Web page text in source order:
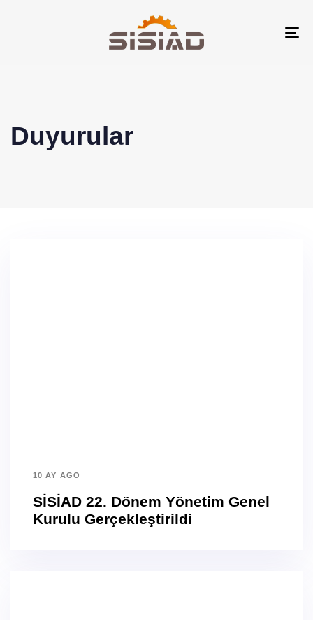
Duyurular
10 AY AGO
SİSİAD 22. Dönem Yönetim Genel
Kurulu Gerçekleştirildi